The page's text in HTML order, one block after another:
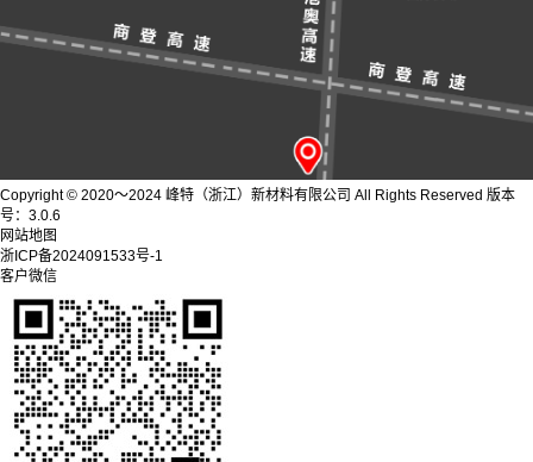
Copyright © 2020～2024 峰特（浙江）新材料有限公司 All Rights Reserved 版本
号：3.0.6
网站地图
浙ICP备2024091533号-1
客户微信